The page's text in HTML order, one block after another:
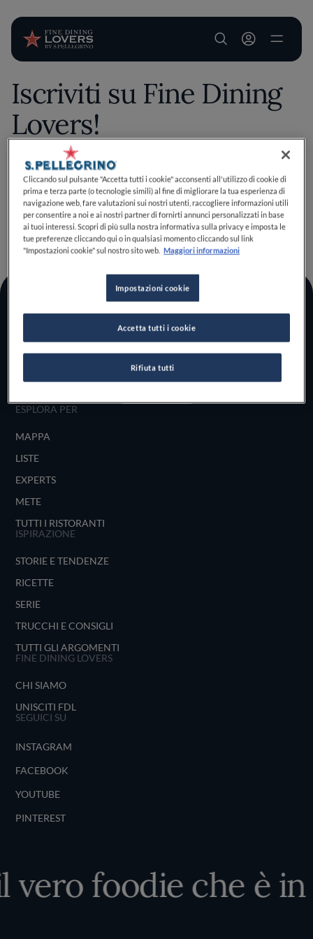
Salta al contenuto principale
User account
Iscriviti su Fine Dining
Lovers!
Salva questo contenuto esclusivo tra i tuoi preferiti
effettuando il login o iscrivendoti, bastano pochi clic per
migliorare la tua esperienza culinaria!
IscrivitiHo un account
TORNA A INIZIO PAGINA
Scopri il vero
foodie che è in te
ESPLORA PER
MAPPA
LISTE
EXPERTS
METE
TUTTI I RISTORANTI
ISPIRAZIONE
STORIE E TENDENZE
RICETTE
SERIE
TRUCCHI E CONSIGLI
TUTTI GLI ARGOMENTI
FINE DINING LOVERS
CHI SIAMO
UNISCITI FDL
SEGUICI SU
INSTAGRAM
FACEBOOK
YOUTUBE
PINTEREST
vero foodie che è in
Cliccando sul pulsante "Accetta tutti i cookie" acconsenti all'utilizzo di cookie di
prima e terza parte (o tecnologie simili) al fine di migliorare la tua esperienza di
navigazione web, fare valutazioni sui nostri utenti, raccogliere informazioni utili
per consentire a noi e ai nostri partner di fornirti annunci personalizzati in base
ai tuoi interessi. Scopri di più sulla nostra informativa sulla privacy e imposta le
tue preferenze cliccando qui o in qualsiasi momento cliccando sul link
"Impostazioni cookie" sul nostro sito web. Maggiori informazioni
Impostazioni cookie
Rifiuta tutti
Accetta tutti i cookie